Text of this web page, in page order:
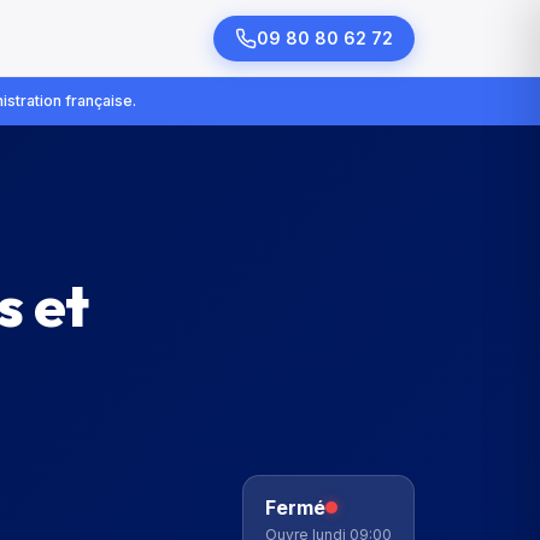
09 80 80 62 72
française.
et
Fermé
Ouvre lundi 09:00